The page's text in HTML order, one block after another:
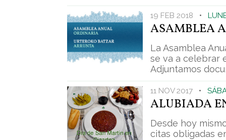
19 FEB 2018 •
ASAMBLEA
La Asamblea
se va a celebrar
Adjuntamos
11 NOV 2017 •
ALUBIADA
Desde hoy
citas obligadas